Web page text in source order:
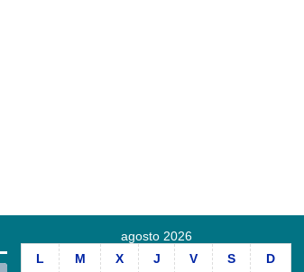
agosto 2026
L
M X J V S D